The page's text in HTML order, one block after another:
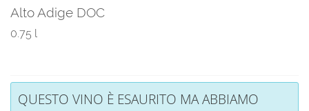
Alto Adige DOC
0.75 l
QUESTO VINO È ESAURITO MA ABBIAMO